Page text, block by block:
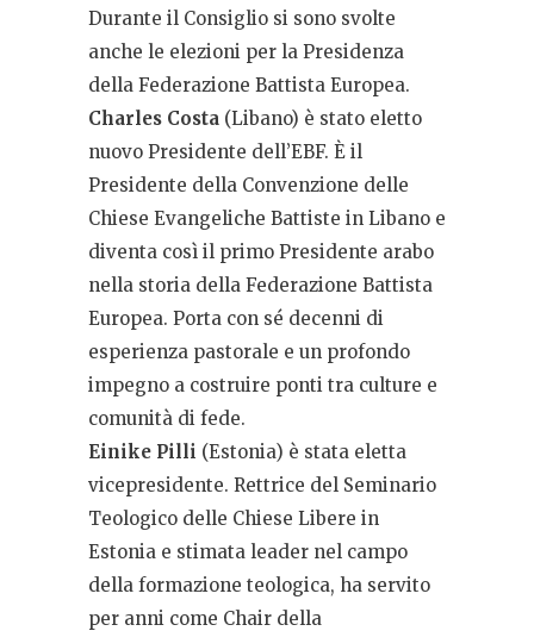
Durante il Consiglio si sono svolte
anche le elezioni per la Presidenza
della Federazione Battista Europea.
Charles Costa (Libano) è stato eletto
nuovo Presidente dell’EBF. È il
Presidente della Convenzione delle
Chiese Evangeliche Battiste in Libano e
diventa così il primo Presidente arabo
nella storia della Federazione Battista
Europea. Porta con sé decenni di
esperienza pastorale e un profondo
impegno a costruire ponti tra culture e
comunità di fede.
Einike Pilli (Estonia) è stata eletta
vicepresidente. Rettrice del Seminario
Teologico delle Chiese Libere in
Estonia e stimata leader nel campo
della formazione teologica, ha servito
per anni come Chair della